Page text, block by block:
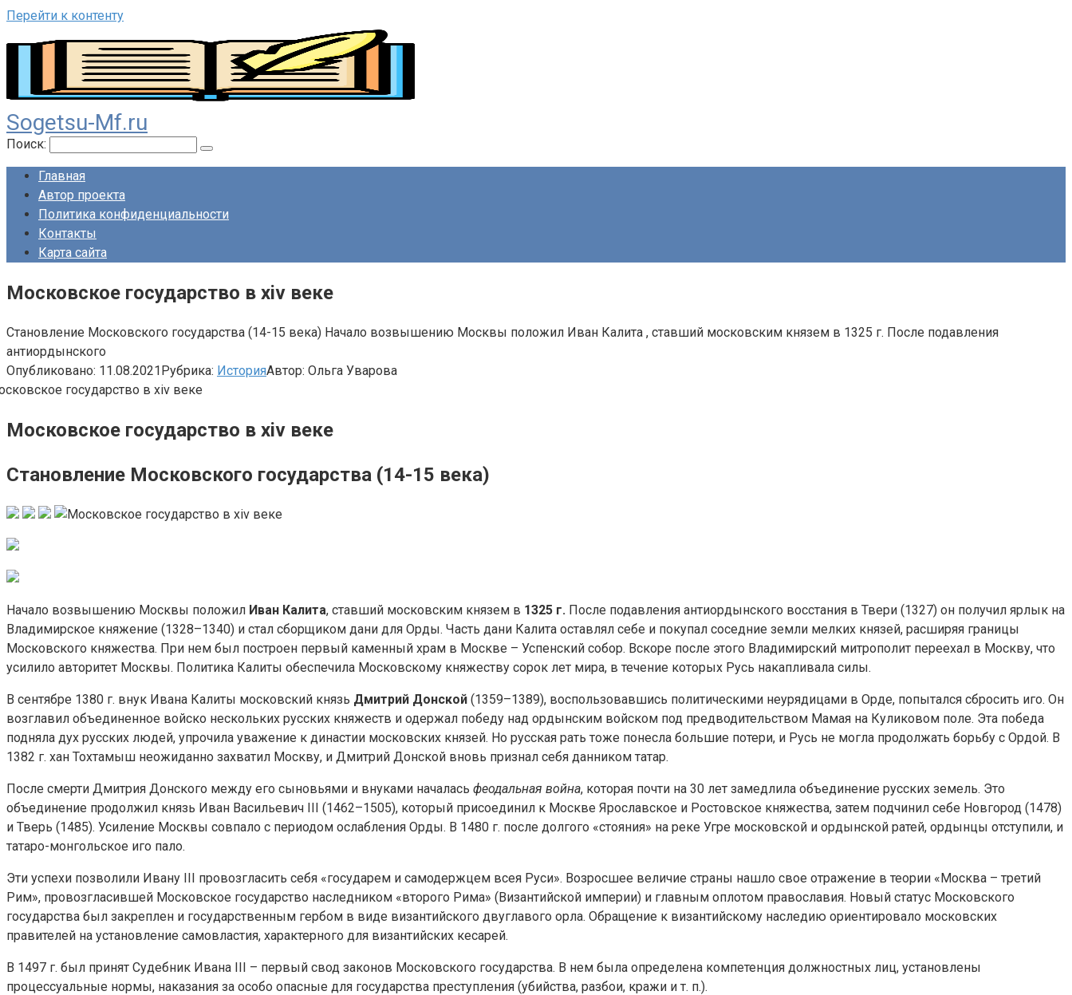
Перейти к контенту
Sogetsu-Mf.ru
Поиск:
Главная
Автор проекта
Политика конфиденциальности
Контакты
Карта сайта
Московское государство в xiv веке
Становление Московского государства (14-15 века) Начало возвышению Москвы положил Иван Калита , ставший московским князем в 1325 г. После подавления
антиордынского
Опубликовано: 11.08.2021Рубрика: ИсторияАвтор: Ольга Уварова
Московское государство в xiv веке
Становление Московского государства (14-15 века)
Начало возвышению Москвы положил Иван Калита, ставший московским князем в 1325 г. После подавления антиордынского восстания в Твери (1327) он получил ярлык на
Владимирское княжение (1328–1340) и стал сборщиком дани для Орды. Часть дани Калита оставлял себе и покупал соседние земли мелких князей, расширяя границы
Московского княжества. При нем был построен первый каменный храм в Москве – Успенский собор. Вскоре после этого Владимирский митрополит переехал в Москву, что
усилило авторитет Москвы. Политика Калиты обеспечила Московскому княжеству сорок лет мира, в течение которых Русь накапливала силы.
В сентябре 1380 г. внук Ивана Калиты московский князь Дмитрий Донской (1359–1389), воспользовавшись политическими неурядицами в Орде, попытался сбросить иго. Он
возглавил объединенное войско нескольких русских княжеств и одержал победу над ордынским войском под предводительством Мамая на Куликовом поле. Эта победа
подняла дух русских людей, упрочила уважение к династии московских князей. Но русская рать тоже понесла большие потери, и Русь не могла продолжать борьбу с Ордой. В
1382 г. хан Тохтамыш неожиданно захватил Москву, и Дмитрий Донской вновь признал себя данником татар.
После смерти Дмитрия Донского между его сыновьями и внуками началась феодальная война, которая почти на 30 лет замедлила объединение русских земель. Это
объединение продолжил князь Иван Васильевич III (1462–1505), который присоединил к Москве Ярославское и Ростовское княжества, затем подчинил себе Новгород (1478)
и Тверь (1485). Усиление Москвы совпало с периодом ослабления Орды. В 1480 г. после долгого «стояния» на реке Угре московской и ордынской ратей, ордынцы отступили, и
татаро-монгольское иго пало.
Эти успехи позволили Ивану III провозгласить себя «государем и самодержцем всея Руси». Возросшее величие страны нашло свое отражение в теории «Москва – третий
Рим», провозгласившей Московское государство наследником «второго Рима» (Византийской империи) и главным оплотом православия. Новый статус Московского
государства был закреплен и государственным гербом в виде византийского двуглавого орла. Обращение к византийскому наследию ориентировало московских
правителей на установление самовластия, характерного для византийских кесарей.
В 1497 г. был принят Судебник Ивана III – первый свод законов Московского государства. В нем была определена компетенция должностных лиц, установлены
процессуальные нормы, наказания за особо опасные для государства преступления (убийства, разбои, кражи и т. п.).